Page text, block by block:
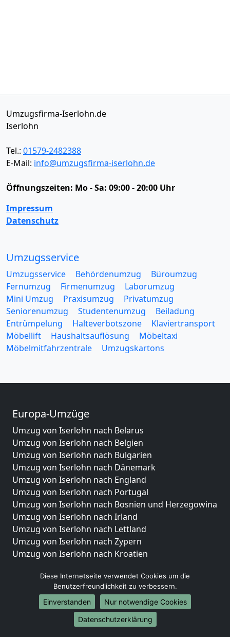
Umzugsfirma-Iserlohn.de
Iserlohn
Tel.: 01579-2482388
E-Mail: info@umzugsfirma-iserlohn.de
Öffnungszeiten: Mo - Sa: 09:00 - 20:00 Uhr
Impressum
Datenschutz
Umzugsservice
Umzugsservice Behördenumzug
Büroumzug
Fernumzug
Firmenumzug
Laborumzug
Mini Umzug
Praxisumzug
Privatumzug
Seniorenumzug
Studentenumzug
Beiladung
Entrümpelung
Halteverbotszone
Klaviertransport
Möbellift
Haushaltsauflösung
Möbeltaxi
Möbelmitfahrzentrale
Umzugskartons
Europa-Umzüge
Umzug von Iserlohn nach Belarus
Umzug von Iserlohn nach Belgien
Umzug von Iserlohn nach Bulgarien
Umzug von Iserlohn nach Dänemark
Umzug von Iserlohn nach England
Umzug von Iserlohn nach Portugal
Umzug von Iserlohn nach Bosnien und Herzegowina
Umzug von Iserlohn nach Irland
Umzug von Iserlohn nach Lettland
Umzug von Iserlohn nach Zypern
Umzug von Iserlohn nach Kroatien
Umzug von Iserlohn nach Finnland
Umzug von Iserlohn nach Frankreich
Umzug von Iserlohn nach Griechenland
Umzug von Iserlohn nach Italien
Umzug von Iserlohn nach Liechtenstein
Diese Internetseite verwendet Cookies um die
Benutzerfreundlichkeit zu verbessern.
Einverstanden
Nur notwendige Cookies
Datenschutzerklärung